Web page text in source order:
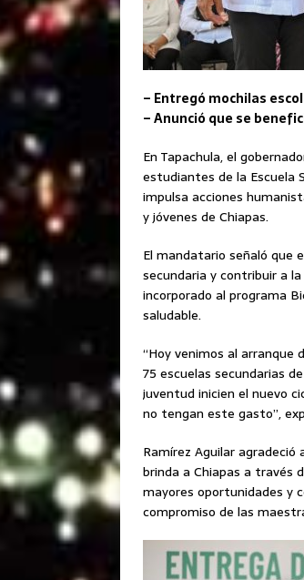
– Entregó mochilas
– Anunció que se
En Tapachula, el
estudiantes de la Escuela
impulsa acciones
y jóvenes de Chiapas.
El mandatario señaló que
secundaria y contribuir a
incorporado al programa
saludable.
“Hoy venimos al arranque
75 escuelas secundarias
juventud inicien el nuevo
no tengan este gasto”,
Ramírez Aguilar agradeció
brinda a Chiapas a través
mayores oportunidades y
compromiso de las